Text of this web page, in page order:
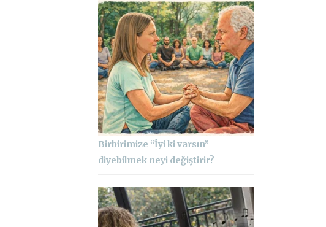
Birbirimize “İyi ki varsın”
diyebilmek neyi değiştirir?